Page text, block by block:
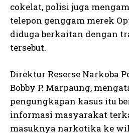
cokelat, polisi juga
telepon genggam merek
diduga berkaitan dengan
tersebut.
Direktur Reserse Narkoba
Bobby P. Marpaung,
pengungkapan kasus itu
informasi masyarakat
masuknya narkotika ke